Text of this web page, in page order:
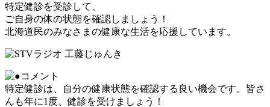
特定健診を受診して、
ご自身の体の状態を確認しましょう！
北海道民のみなさまの健康な生活を応援しています。
特定健診は、自分の健康状態を確認する良い機会です。皆さ
んも年に1度、健診を受けましょう！